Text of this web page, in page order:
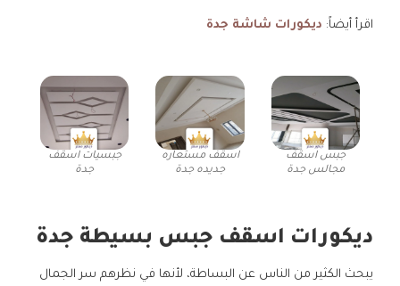
اقرأ أيضاً: ديكورات شاشة جدة
جبس اسقف
مجالس جدة
اسقف مستعاره
جديده جدة
جبسيات اسقف
جدة
ديكورات اسقف جبس بسيطة جدة
يبحث الكثير من الناس عن البساطة، لأنها في نظرهم سر الجمال